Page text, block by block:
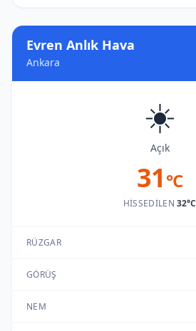
Evren Anlık Hava
Ankara
☀️
Açık
31 °C
HISSEDILEN32°C
RÜZGAR
GÖRÜŞ
NEM